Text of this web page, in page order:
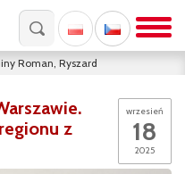
Roman, Ryszard
wrzesień
18
2025
z